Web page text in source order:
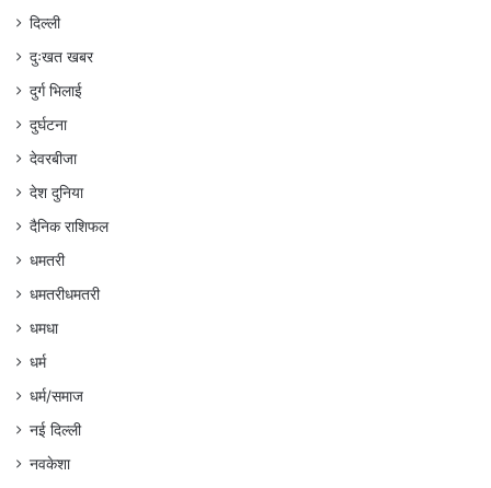
दिल्ली
दुःखत खबर
दुर्ग भिलाई
दुर्घटना
देवरबीजा
देश दुनिया
दैनिक राशिफल
धमतरी
धमतरीधमतरी
धमधा
धर्म
धर्म/समाज
नई दिल्ली
नवकेशा